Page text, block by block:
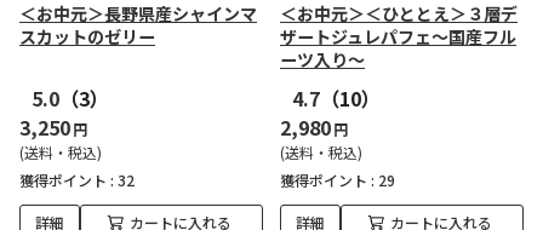
＜お中元＞長野県産シャインマ
スカットのゼリー
5.0 （3）
3,250円
(送料・税込)
獲得ポイント : 32
詳細 カートに入れる
＜お中元＞＜ひととえ＞３層デ
ザートジュレパフェ～国産フル
ーツ入り～
4.7 （10）
2,980円
(送料・税込)
獲得ポイント : 29
詳細 カートに入れる